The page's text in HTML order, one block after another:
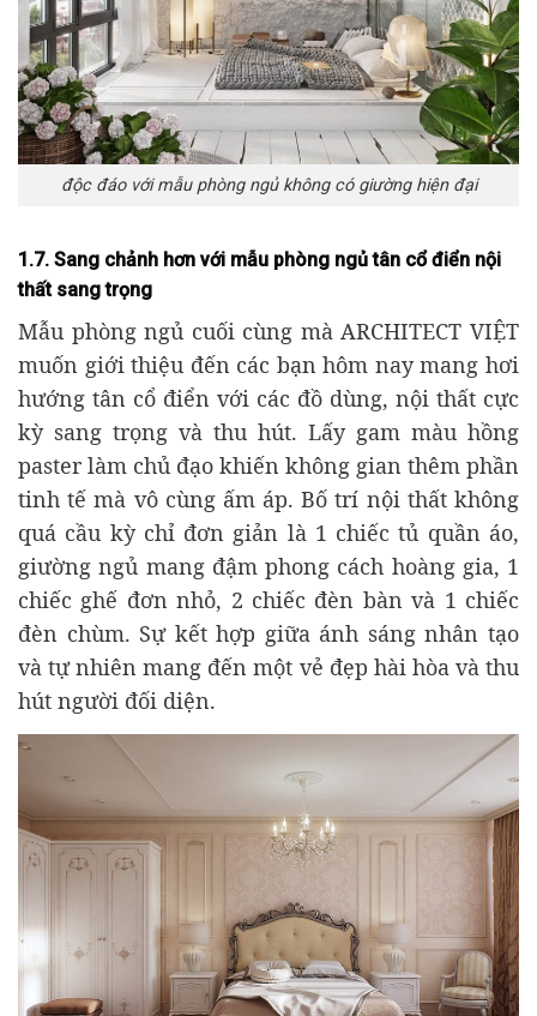
độc đáo với mẫu phòng ngủ không có giường hiện đại
1.7. Sang chảnh hơn với mẫu phòng ngủ tân cổ điển nội
thất sang trọng
Mẫu phòng ngủ cuối cùng mà ARCHITECT VIỆT
muốn giới thiệu đến các bạn hôm nay mang hơi
hướng tân cổ điển với các đồ dùng, nội thất cực
kỳ sang trọng và thu hút. Lấy gam màu hồng
paster làm chủ đạo khiến không gian thêm phần
tinh tế mà vô cùng ấm áp. Bố trí nội thất không
quá cầu kỳ chỉ đơn giản là 1 chiếc tủ quần áo,
giường ngủ mang đậm phong cách hoàng gia, 1
chiếc ghế đơn nhỏ, 2 chiếc đèn bàn và 1 chiếc
đèn chùm. Sự kết hợp giữa ánh sáng nhân tạo
và tự nhiên mang đến một vẻ đẹp hài hòa và thu
hút người đối diện.